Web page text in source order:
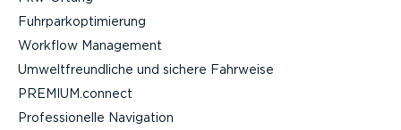
Fuhrpar­k­op­ti­mierung
Workflow Management
Umwelt­freund­liche und sichere Fahrweise
PREMIUM.connect
Profes­sio­nelle Navigation